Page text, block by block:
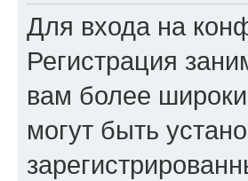
Для входа на
Регистрация
вам более
могут быть